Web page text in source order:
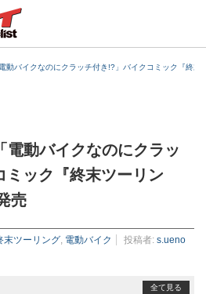
動バイクなのにクラッチ付き!?」バイクコミック『終
電動バイクなのにクラッ
ミック『終末ツーリン
売
末ツーリング 電動バイク 投稿者: s.ueno
全て見る